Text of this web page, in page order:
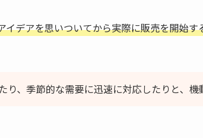
イデアを思いついてから実際に販売を開始
、季節的な需要に迅速に対応したりと、